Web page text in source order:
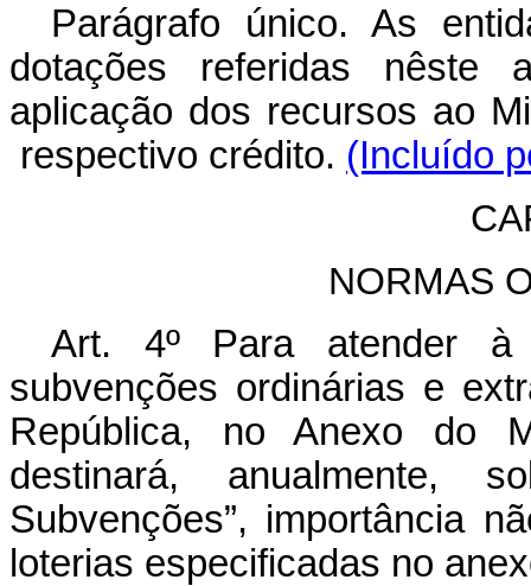
Parágrafo único. As
dotações referidas nêste
aplicação dos recursos ao
respectivo crédito. (Incluído
NORMAS
Art. 4º Para atender à
subvenções ordinárias e
República, no Anexo do
destinará, anualmente,
Subvenções”, importância
loterias especificadas no